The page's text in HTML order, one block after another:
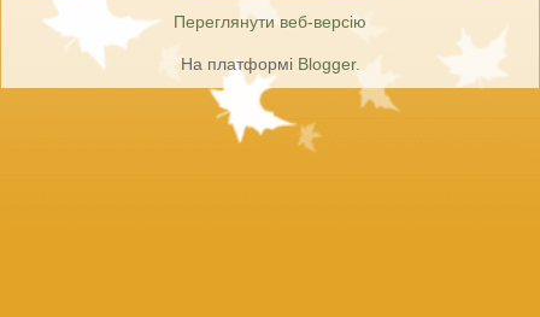
Переглянути веб-версію
На платформі Blogger.